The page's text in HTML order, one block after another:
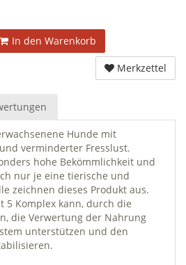
In den Warenkorb
Merkzettel
Hunde mit
verminderter Fresslust.
hohe Bekömmlichkeit und
nur je eine tierische und
zeichnen dieses Produkt aus.
5 Komplex kann, durch die
die Verwertung der Nahrung
unterstützen und den